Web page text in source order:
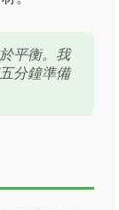
平衡。我
分鐘準備